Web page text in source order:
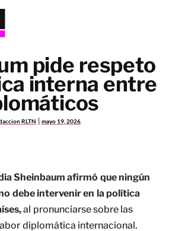
pide respeto
interna entre
RLTN mayo 19, 2026
Sheinbaum afirmó que ningún
debe intervenir en la política
al pronunciarse sobre las
diplomática internacional.